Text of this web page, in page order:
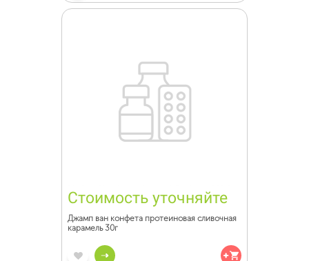
Стоимость уточняйте
Джамп ван конфета протеиновая сливочная
карамель 30г